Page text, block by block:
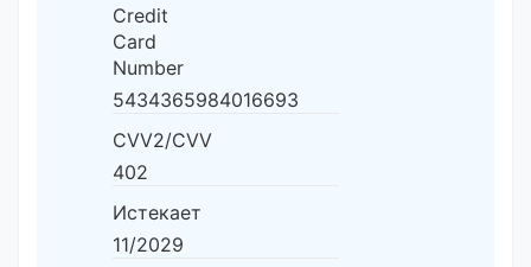
Credit
Card
Number
5434365984016693
CVV2/CVV
402
Истекает
11/2029